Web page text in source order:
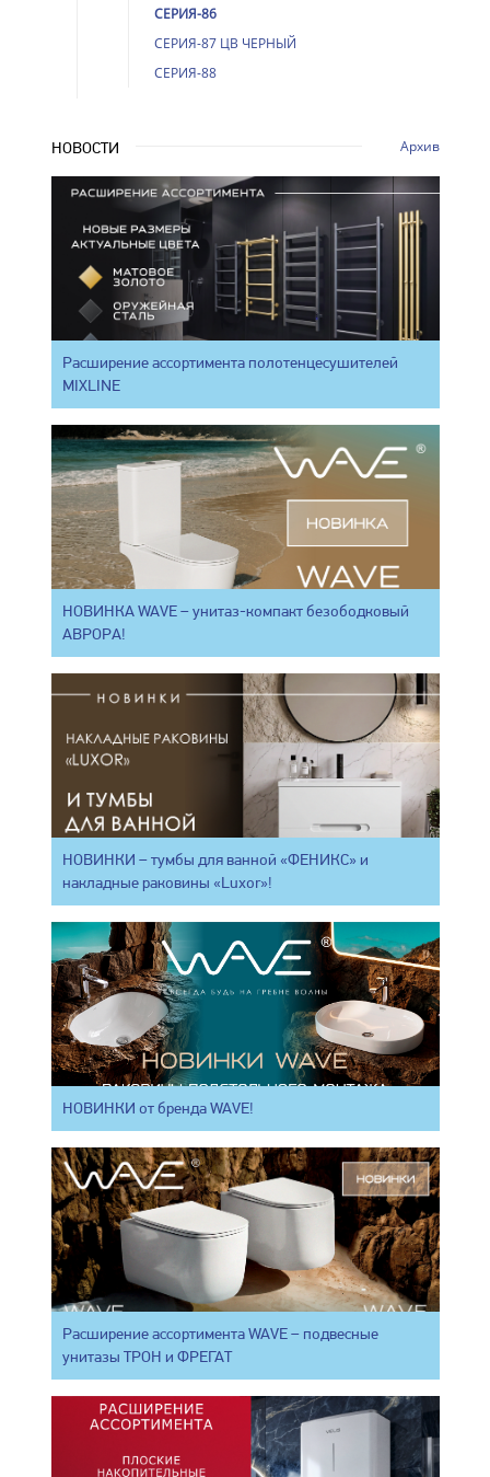
СЕРИЯ-86
СЕРИЯ-87 ЦВ ЧЕРНЫЙ
СЕРИЯ-88
НОВОСТИ Архив
Расширение ассортимента полотенцесушителей
MIXLINE
НОВИНКА WAVE – унитаз-компакт безободковый
АВРОРА!
НОВИНКИ – тумбы для ванной «ФЕНИКС» и
накладные раковины «Luxor»!
НОВИНКИ от бренда WAVE!
Расширение ассортимента WAVE – подвесные
унитазы ТРОН и ФРЕГАТ